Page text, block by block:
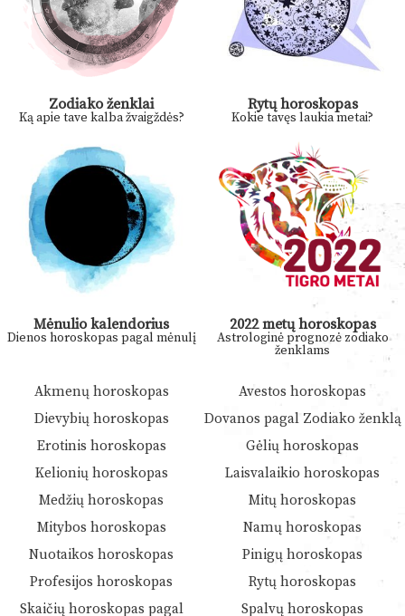
Zodiako ženklai
Ką apie tave kalba žvaigždės?
Rytų horoskopas
Kokie tavęs laukia metai?
Mėnulio kalendorius
Dienos horoskopas pagal mėnulį
2022 metų horoskopas
Astrologinė prognozė zodiako
ženklams
Akmenų horoskopas
Avestos horoskopas
Dievybių horoskopas
Dovanos pagal Zodiako ženklą
Erotinis horoskopas
Gėlių horoskopas
Kelionių horoskopas
Laisvalaikio horoskopas
Medžių horoskopas
Mitų horoskopas
Mitybos horoskopas
Namų horoskopas
Nuotaikos horoskopas
Pinigų horoskopas
Profesijos horoskopas
Rytų horoskopas
Skaičių horoskopas pagal
Spalvų horoskopas